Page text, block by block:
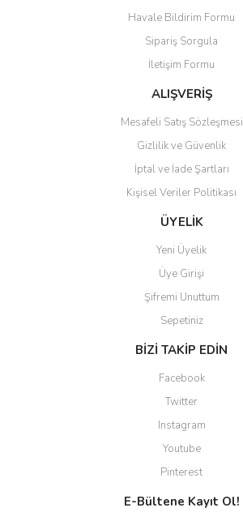
Havale Bildirim Formu
Sipariş Sorgula
İletişim Formu
ALIŞVERİŞ
Mesafeli Satış Sözleşmesi
Gizlilik ve Güvenlik
İptal ve İade Şartları
Kişisel Veriler Politikası
ÜYELİK
Yeni Üyelik
Üye Girişi
Şifremi Unuttum
Sepetiniz
BİZİ TAKİP EDİN
Facebook
Twitter
Instagram
Youtube
Pinterest
E-Bültene Kayıt Ol!